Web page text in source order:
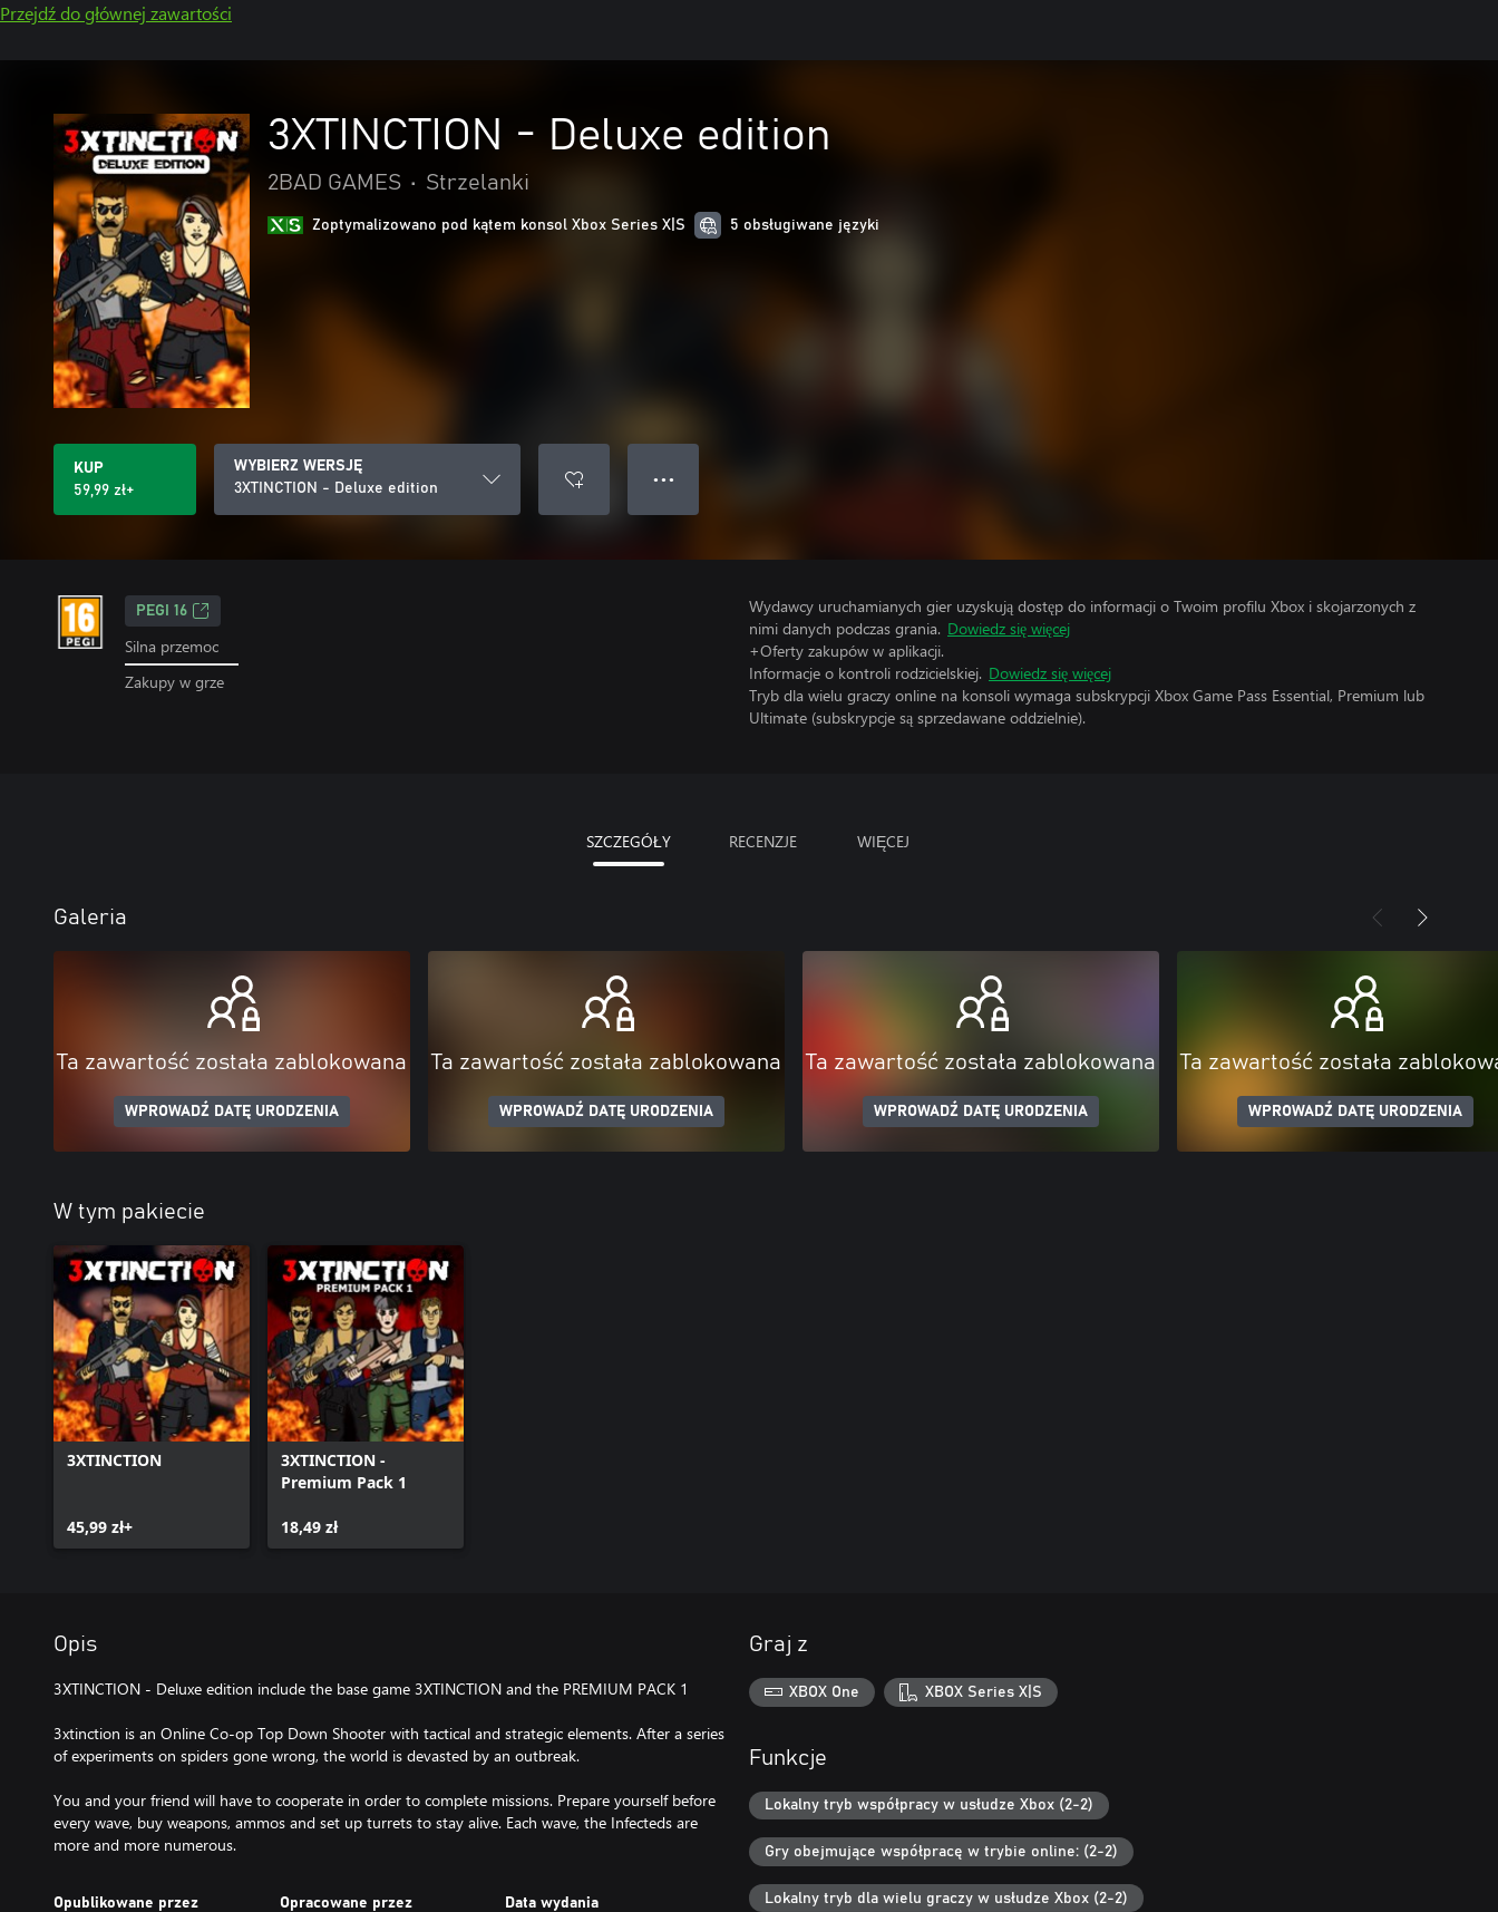
Przejdź do głównej zawartości
3XTINCTION - Deluxe edition
2BAD GAMES • Strzelanki
Zoptymalizowano pod kątem konsol Xbox Series X|S 5 obsługiwane języki
KUP
59,99 zł+
WYBIERZ WERSJĘ
3XTINCTION - Deluxe edition
● ● ●
PEGI 16
Silna przemoc
Zakupy w grze
Wydawcy uruchamianych gier uzyskują dostęp do informacji o Twoim profilu Xbox i skojarzonych z
nimi danych podczas grania. Dowiedz się więcej
+Oferty zakupów w aplikacji.
Informacje o kontroli rodzicielskiej. Dowiedz się więcej
Tryb dla wielu graczy online na konsoli wymaga subskrypcji Xbox Game Pass Essential, Premium lub
Ultimate (subskrypcje są sprzedawane oddzielnie).
SZCZEGÓŁY RECENZJE WIĘCEJ
Galeria
Ta zawartość została zablokowana
WPROWADŹ DATĘ URODZENIA
Ta zawartość została zablokowana
WPROWADŹ DATĘ URODZENIA
Ta zawartość została zablokowana
WPROWADŹ DATĘ URODZENIA
Ta zawartość została
WPROWADŹ DATĘ URODZENIA
W tym pakiecie
3XTINCTION
45,99 zł+
3XTINCTION -
Premium Pack 1
18,49 zł
Opis
3XTINCTION - Deluxe edition include the base game 3XTINCTION and the PREMIUM PACK 1
3xtinction is an Online Co-op Top Down Shooter with tactical and strategic elements. After a series
of experiments on spiders gone wrong, the world is devasted by an outbreak.
You and your friend will have to cooperate in order to complete missions. Prepare yourself before
every wave, buy weapons, ammos and set up turrets to stay alive. Each wave, the Infecteds are
more and more numerous.
Opublikowane przez Opracowane przez Data wydania
Graj z
XBOX One XBOX Series X|S
Funkcje
Lokalny tryb współpracy w usłudze Xbox (2-2)
Gry obejmujące współpracę w trybie online: (2-2)
Lokalny tryb dla wielu graczy w usłudze Xbox (2-2)